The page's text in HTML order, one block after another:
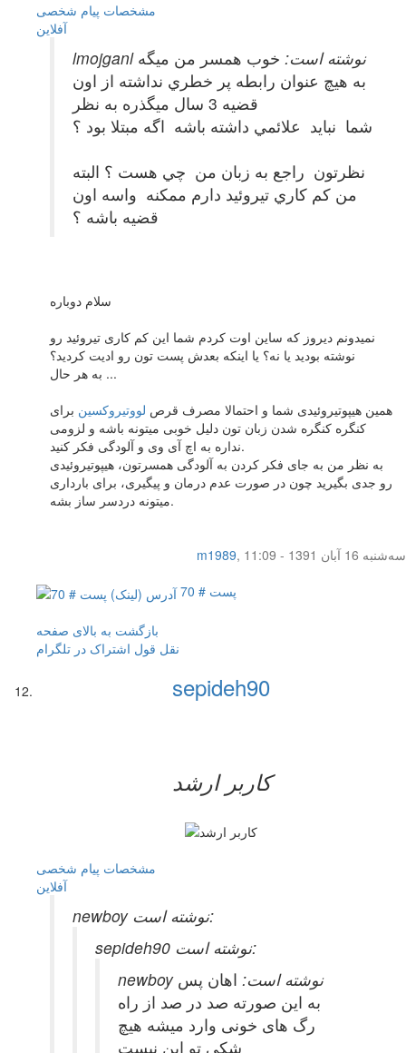
مشخصات پیام شخصی
آفلاين
lmojganl نوشته است: خوب همسر من ميگه
به هيچ عنوان رابطه پر خطري نداشته از اون
قضيه 3 سال ميگذره به نظر
شما نبايد علائمي داشته باشه اگه مبتلا بود ؟
نظرتون راجع به زبان من چي هست ؟ البته
من كم كاري تيروئيد دارم ممكنه واسه اون
قضيه باشه ؟
سلام دوباره
نمیدونم دیروز که ساین اوت کردم شما این کم کاری تیروئید رو
نوشته بودید یا نه؟ یا اینکه بعدش پست تون رو ادیت کردید؟
به هر حال ...
همین هیپوتیروئیدی شما و احتمالا مصرف قرص لووتیروکسین برای
کنگره کنگره شدن زبان تون دلیل خوبی میتونه باشه و لزومی
نداره به اچ آی وی و آلودگی فکر کنید.
به نظر من به جای فکر کردن به آلودگی همسرتون، هیپوتیروئیدی
رو جدی بگیرید چون در صورت عدم درمان و پیگیری، برای بارداری
میتونه دردسر ساز بشه.
m1989,
سه‌شنبه 16 آبان 1391 - 11:09
پست # 70
بازگشت به بالای صفحه
نقل قول اشتراک در تلگرام
sepideh90
کاربر ارشد
مشخصات پیام شخصی
آفلاين
newboy نوشته است:
sepideh90 نوشته است:
newboy نوشته است: اهان پس
به این صورته صد در صد از راه
رگ های خونی وارد میشه هیچ
شکی تو این نیست